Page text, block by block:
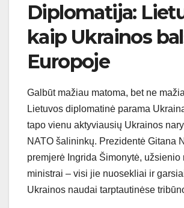
Diplomatija:
kaip Ukrainos
Europoje
Galbūt mažiau matoma, bet ne
Lietuvos diplomatinė parama
tapo vienu aktyviausių Ukrainos
NATO šalininkų. Prezidentė Gitana
premjerė Ingrida Šimonytė, užsienio
ministrai – visi jie nuosekliai ir
Ukrainos naudai tarptautinėse